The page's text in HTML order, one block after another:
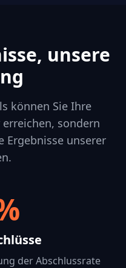
unsere
können Sie Ihre
sondern
Ergebnisse unserer
der Abschlussrate